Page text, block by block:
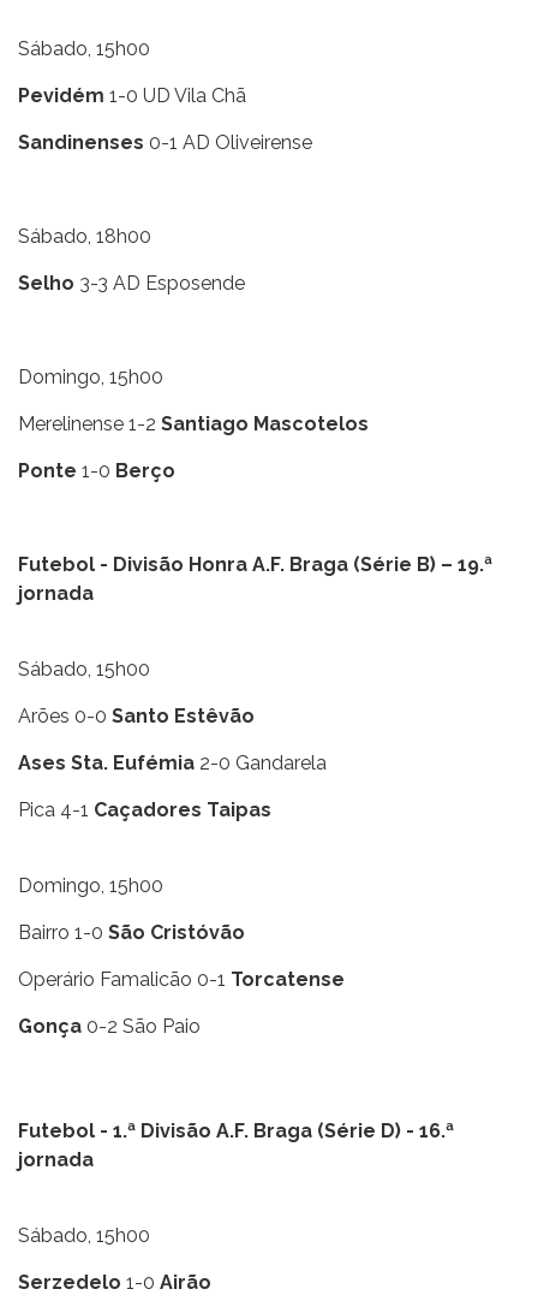
Sábado, 15h00
Pevidém 1-0 UD Vila Chã
Sandinenses 0-1 AD Oliveirense
Sábado, 18h00
Selho 3-3 AD Esposende
Domingo, 15h00
Merelinense 1-2 Santiago Mascotelos
Ponte 1-0 Berço
Futebol - Divisão Honra A.F. Braga (Série B) – 19.ª
jornada
Sábado, 15h00
Arões 0-0 Santo Estêvão
Ases Sta. Eufémia 2-0 Gandarela
Pica 4-1 Caçadores Taipas
Domingo, 15h00
Bairro 1-0 São Cristóvão
Operário Famalicão 0-1 Torcatense
Gonça 0-2 São Paio
Futebol - 1.ª Divisão A.F. Braga (Série D) - 16.ª
jornada
Sábado, 15h00
Serzedelo 1-0 Airão